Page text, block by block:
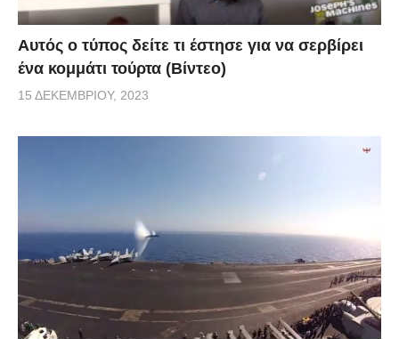
Αυτός ο τύπος δείτε τι έστησε για να σερβίρει
ένα κομμάτι τούρτα (Βίντεο)
15 ΔΕΚΕΜΒΡΊΟΥ, 2023